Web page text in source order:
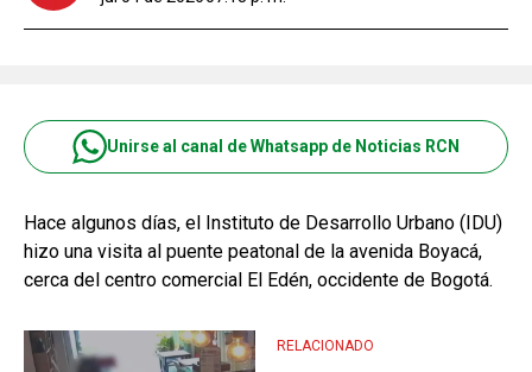
Unirse al canal de Whatsapp de Noticias RCN
Hace algunos días, el Instituto de Desarrollo Urbano (IDU)
hizo una visita al puente peatonal de la avenida Boyacá,
cerca del centro comercial El Edén, occidente de Bogotá.
RELACIONADO